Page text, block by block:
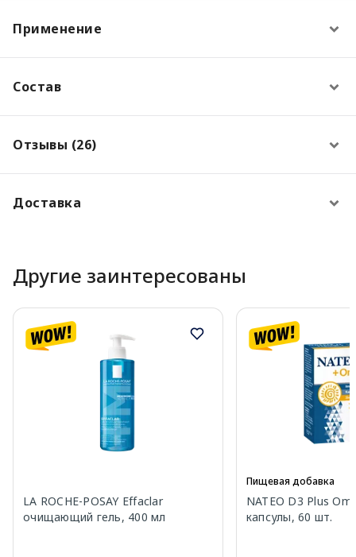
Применение
Состав
Отзывы (26)
Доставка
Другие заинтересованы
LA ROCHE-POSAY Effaclar
очищающий гель, 400 мл
Пищевая добавка
NATEO D3 Plus
капсулы, 60 шт.